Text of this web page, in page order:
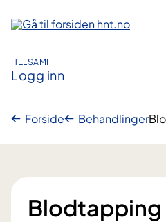
innhold
HELSAMI
Logg inn
Forside Behandlinger
Blodtapping